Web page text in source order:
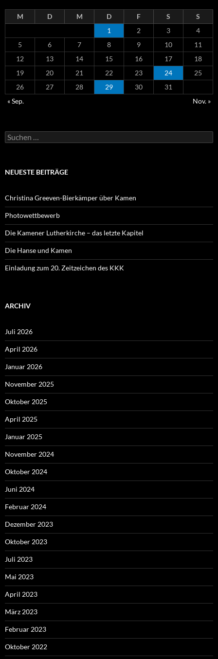
M D M D F S
S
1
2 3
4
5
6 7 8 9 10
11
12
13 14 15 16 17
18
19
20 21 22 23 24
25
26
27 28 29 30
31
« Sep.
Nov. »
Suchen
nach:
NEUESTE BEITRÄGE
Christina Greeven-Bierkämper über Kamen
Photowettbewerb
Die Kamener Lutherkirche – das letzte Kapitel
Die Hanse und Kamen
Einladung zum 20. Zeitzeichen des KKK
ARCHIV
Juli 2026
April 2026
Januar 2026
November 2025
Oktober 2025
April 2025
Januar 2025
November 2024
Oktober 2024
Juni 2024
Februar 2024
Dezember 2023
Oktober 2023
Juli 2023
Mai 2023
April 2023
März 2023
Februar 2023
Oktober 2022